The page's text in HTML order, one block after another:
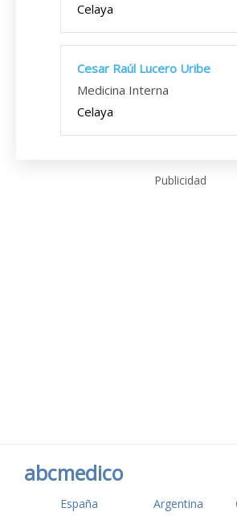
Celaya
Cesar Raúl Lucero Uribe
Medicina Interna
Celaya
Publicidad
abcmedico
España Argentina